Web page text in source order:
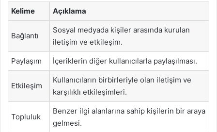
Kelime Açıklama
Bağlantı
Sosyal medyada kişiler arasında kurulan
iletişim ve etkileşim.
Paylaşım İçeriklerin diğer kullanıcılarla paylaşılması.
Etkileşim
Kullanıcıların birbirleriyle olan iletişim ve
karşılıklı etkileşimleri.
Topluluk
Benzer ilgi alanlarına sahip kişilerin bir araya
gelmesi.